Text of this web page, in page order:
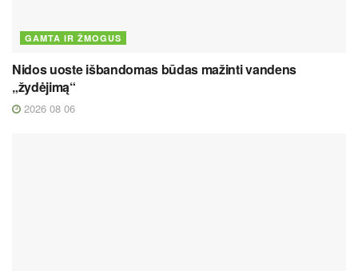
GAMTA IR ŽMOGUS
Nidos uoste išbandomas būdas mažinti vandens
„žydėjimą“
2026 08 06